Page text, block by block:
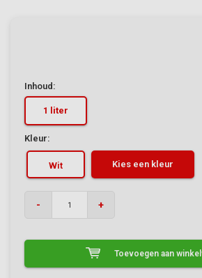
Inhoud:
1 liter
Kleur:
Wit Kies een kleur
- +
Toevoegen aan